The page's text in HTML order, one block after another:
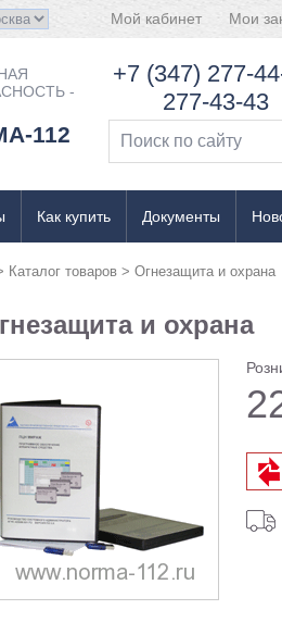
Мои
Мой кабинет
-
112
+7 (347) 277-
277-43-43
Как купить Документы
Каталог товаров > Огнезащита и охрана
и охрана